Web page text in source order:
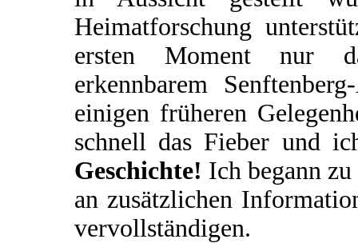
Heimatforschung
ersten Moment nur
erkennbarem
einigen früheren
schnell das Fieber und
Geschichte! Ich begann
an zusätzlichen
vervollständigen.